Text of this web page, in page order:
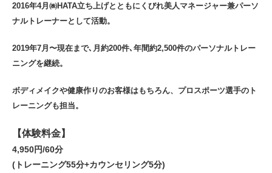
2016年4月㈱HATA立ち上げとともにくびれ美人マネージャー兼パーソ
ナルトレーナーとして活動。
2019年7月〜現在まで､月約200件､年間約2,500件のパーソナルトレー
ニングを継続。
ボディメイクや健康作りのお客様はもちろん、プロスポーツ選手のト
レーニングも担当。
【体験料金】
4,950円/60分
(トレーニング55分+カウンセリング5分)